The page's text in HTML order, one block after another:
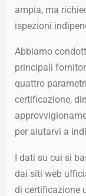
ampia, ma
ispezioni
Abbiamo
principali
quattro
certificazione,
per aiutarvi a
I dati su cui si
dai siti web
di certificazione